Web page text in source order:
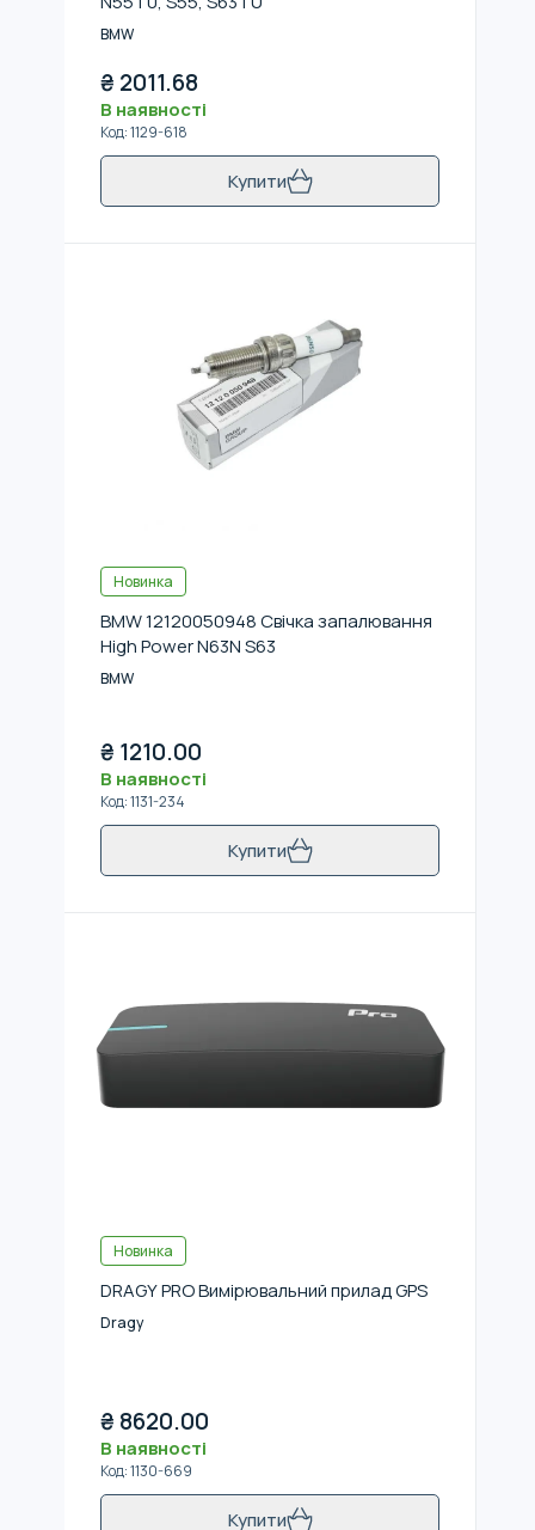
BMW
₴ 2011.68
В наявності
Код:1129-618
Купити
Новинка
BMW 12120050948 Свічка запалювання
High Power N63N S63
BMW
₴ 1210.00
В наявності
Код:1131-234
Купити
Новинка
DRAGY PRO Вимірювальний прилад GPS
Dragy
₴ 8620.00
В наявності
Код:1130-669
Купити